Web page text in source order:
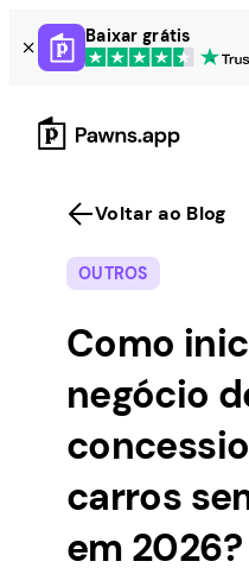
Skip
to
content
Baixar grátis
Voltar ao Blog
OUTROS
Como
negócio
carros
em 2026?